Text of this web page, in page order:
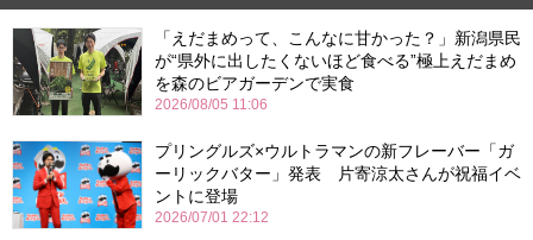
「えだまめって、こんなに甘かった？」新潟県民
が“県外に出したくないほど食べる”極上えだまめ
を森のビアガーデンで実食
2026/08/05 11:06
プリングルズ×ウルトラマンの新フレーバー「ガ
ーリックバター」発表 片寄涼太さんが祝福イベ
ントに登場
2026/07/01 22:12